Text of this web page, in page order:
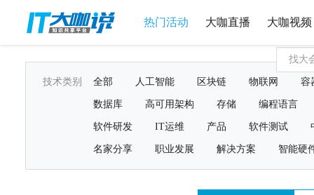
热门活动 大咖直播 大咖视频
技术类别 全部 人工智能 区块链 物联网 容
数据库 高可用架构 存储 编程语言
软件研发 IT运维 产品 软件测试
名家分享 职业发展 解决方案 智能硬